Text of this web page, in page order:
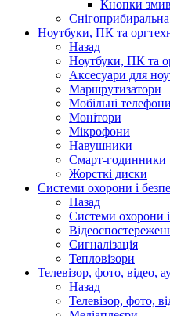
Кнопки
Снігоприбиральна
Ноутбуки, ПК та
Назад
Ноутбуки, ПК та
Аксесуари для
Маршрутизатори
Мобільні телефони
Монітори
Мікрофони
Навушники
Смарт-годинники
Жорсткі диски
Системи охорони і
Назад
Системи охорони
Сигналізація
Тепловізори
Телевізор, фото, відео,
Назад
Телевізор, фото,